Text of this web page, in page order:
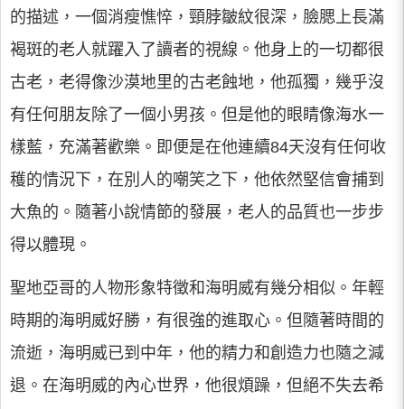
的描述，一個消瘦憔悴，頸脖皺紋很深，臉腮上長滿
褐斑的老人就躍入了讀者的視線。他身上的一切都很
古老，老得像沙漠地里的古老蝕地，他孤獨，幾乎沒
有任何朋友除了一個小男孩。但是他的眼睛像海水一
樣藍，充滿著歡樂。即便是在他連續84天沒有任何收
穫的情況下，在別人的嘲笑之下，他依然堅信會捕到
大魚的。隨著小說情節的發展，老人的品質也一步步
得以體現。
聖地亞哥的人物形象特徵和海明威有幾分相似。年輕
時期的海明威好勝，有很強的進取心。但隨著時間的
流逝，海明威已到中年，他的精力和創造力也隨之減
退。在海明威的內心世界，他很煩躁，但絕不失去希